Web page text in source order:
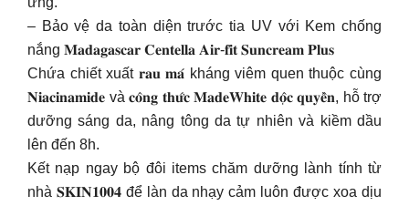
– Bảo vệ da toàn diện trước tia UV với Kem chống
nắng 𝐌𝐚𝐝𝐚𝐠𝐚𝐬𝐜𝐚𝐫 𝐂𝐞𝐧𝐭𝐞𝐥𝐥𝐚 𝐀𝐢𝐫-𝐟𝐢𝐭 𝐒𝐮𝐧𝐜𝐫𝐞𝐚𝐦 𝐏𝐥𝐮𝐬
Chứa chiết xuất 𝐫𝐚𝐮 𝐦𝐚́ kháng viêm quen thuộc cùng
𝐍𝐢𝐚𝐜𝐢𝐧𝐚𝐦𝐢𝐝𝐞 và 𝐜𝐨̂𝐧𝐠 𝐭𝐡𝐮̛́𝐜 𝐌𝐚𝐝𝐞𝐖𝐡𝐢𝐭𝐞 𝐝𝐨̣̂𝐜 𝐪𝐮𝐲𝐞̂̀𝐧, hỗ trợ
dưỡng sáng da, nâng tông da tự nhiên và kiềm dầu
lên đến 8h.
Kết nạp ngay bộ đôi items chăm dưỡng lành tính từ
nhà 𝐒𝐊𝐈𝐍𝟏𝟎𝟎𝟒 để làn da nhạy cảm luôn được xoa dịu